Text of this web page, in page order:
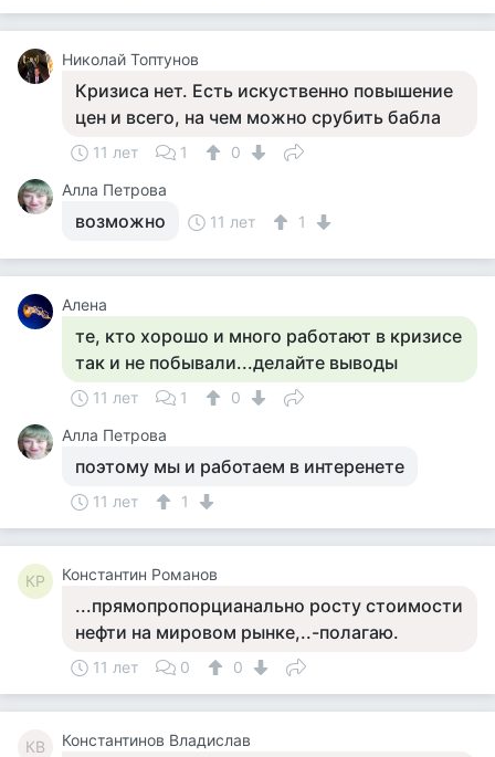
Николай Топтунов
Кризиса нет. Есть искуственно повышение
цен и всего, на чем можно срубить бабла
11 лет 1
0
Алла Петрова
возможно 11 лет 1
Алена
те, кто хорошо и много работают в кризисе
так и не побывали...делайте выводы
11 лет 1
0
Алла Петрова
поэтому мы и работаем в интеренете
11 лет 1
КР Константин Романов
...прямопропорцианально росту стоимости
нефти на мировом рынке,..-полагаю.
11 лет 0 0
КВ Константинов Владислав